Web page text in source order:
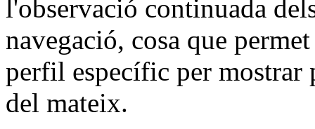
l'observació continuada
navegació, cosa que
perfil específic per
del mateix.